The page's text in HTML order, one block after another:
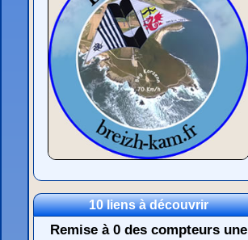
10 liens à découvrir
Remise à 0 des compteurs une